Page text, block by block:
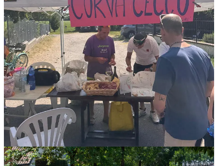
I corridori sfilano veloci tra le strade: pochi istanti, attimi fugaci in
cui ognuno cerca di custodire un ricordo, una fotografia,
un’emozione destinata a rimanere. Le ammiraglie, i clacson, il
rombo delle moto della giuria: il Giro passa come un lampo,
lasciando dietro di sé stupore e meraviglia.